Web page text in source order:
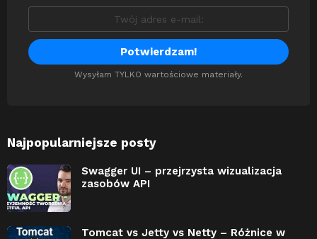
Wysyłam TYLKO wartościowe materiały.
Najpopularniejsze posty
Swagger UI – przejrzysta wizualizacja
zasobów API
Tomcat vs Jetty vs Netty – Różnice w